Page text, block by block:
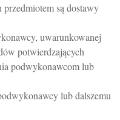
są dostawy
uwarunkowanej
potwierdzających
podwykonawcom lub
lub dalszemu